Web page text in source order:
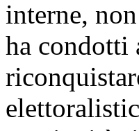
interne,
ha condotti